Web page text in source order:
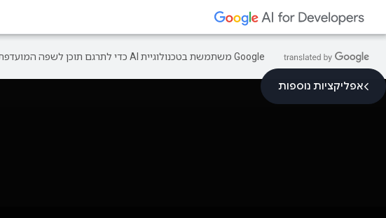
‫Google משתמשת בטכנולוגיית AI כדי לתרגם תוכן לשפה המועדפת עליך. בתרגומים כאלו עשויות להיות שגיאות.
אפליקציות נוספות